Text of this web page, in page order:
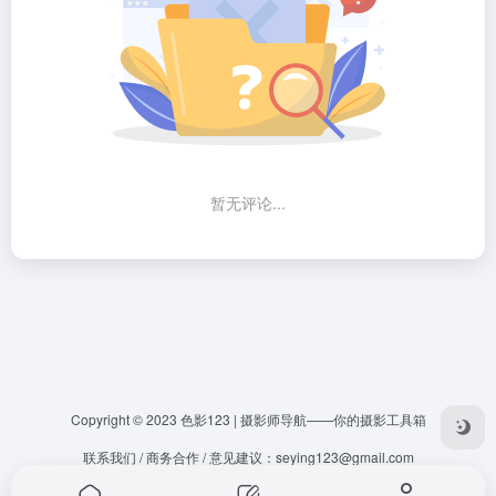
暂无评论...
Copyright © 2023 色影123 | 摄影师导航——你的摄影工具箱
联系我们 / 商务合作 / 意见建议： seying123@gmail.com